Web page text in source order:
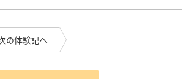
の体験記へ